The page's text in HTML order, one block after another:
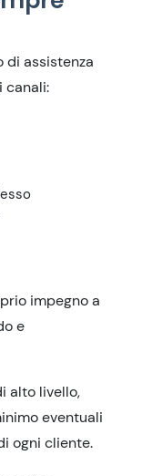
di assistenza
canali:
impegno a
e
alto livello,
eventuali
ogni cliente.